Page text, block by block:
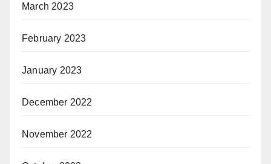
March 2023
February 2023
January 2023
December 2022
November 2022